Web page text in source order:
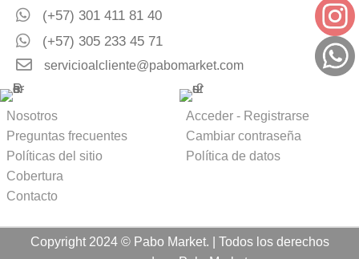
(+57) 301 411 81 40
(+57) 305 233 45 71
servicioalcliente@pabomarket.com
Nosotros
Preguntas frecuentes
Políticas del sitio
Cobertura
Contacto
Acceder - Registrarse
Cambiar contraseña
Política de datos
Copyright 2024 © Pabo Market. | Todos los derechos